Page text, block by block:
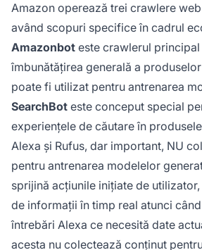
Amazon operează trei crawlere
având scopuri specifice în cadrul
Amazonbot este crawlerul
îmbunătățirea generală a
poate fi utilizat pentru antrenarea
SearchBot este conceput special
experiențele de căutare în
Alexa și Rufus, dar important, NU
pentru antrenarea modelelor
sprijină acțiunile inițiate de
de informații în timp real atunci
întrebări Alexa ce necesită date
acesta nu colectează conținut